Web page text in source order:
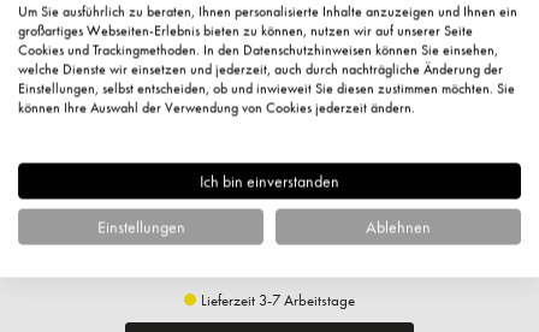
Gehwol Fußbad, 250g
5,80 €*
6,10 € UVP des Herstellers**
Lieferzeit 3-7 Arbeitstage
Um Sie ausführlich zu beraten, Ihnen personalisierte Inhalte anzuzeigen und Ihnen ein
großartiges Webseiten-Erlebnis bieten zu können, nutzen wir auf unserer Seite
Cookies und Trackingmethoden. In den Datenschutzhinweisen können Sie einsehen,
welche Dienste wir einsetzen und jederzeit, auch durch nachträgliche Änderung der
Einstellungen, selbst entscheiden, ob und inwieweit Sie diesen zustimmen möchten. Sie
können Ihre Auswahl der Verwendung von Cookies jederzeit ändern.
Ich bin einverstanden
Einstellungen Ablehnen